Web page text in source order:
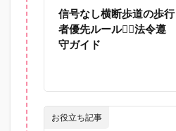
信号なし横断歩道の歩行
者優先ルール🚶‍♀️法令遵
守ガイド
お役立ち記事